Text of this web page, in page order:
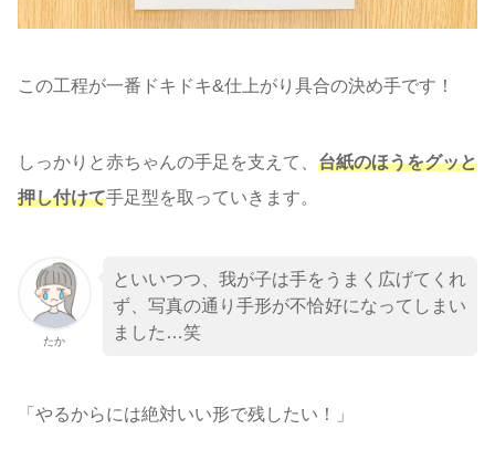
この工程が一番ドキドキ&仕上がり具合の決め手です！
しっかりと赤ちゃんの手足を支えて、 台紙のほうをグッと
押し付けて手足型を取っていきます。
たか
といいつつ、我が子は手をうまく広げてくれ
ず、写真の通り手形が不恰好になってしまい
ました…笑
「やるからには絶対いい形で残したい！」